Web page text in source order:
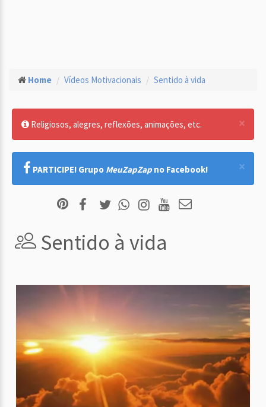
Home Vídeos Motivacionais Sentido à vida
×
Religiosos, alegres, reflexões, animações, etc.
×
PARTICIPE! Grupo MeuZapZap no Facebook!
Sentido à vida